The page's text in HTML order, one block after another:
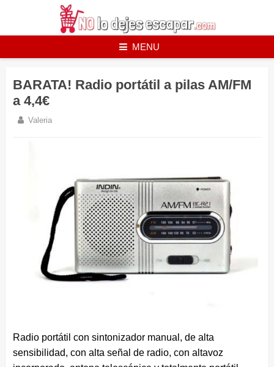
MENU
BARATA! Radio portátil a pilas AM/FM
a 4,4€
Valeria
Radio portátil con sintonizador manual, de alta
sensibilidad, con alta señal de radio, con altavoz